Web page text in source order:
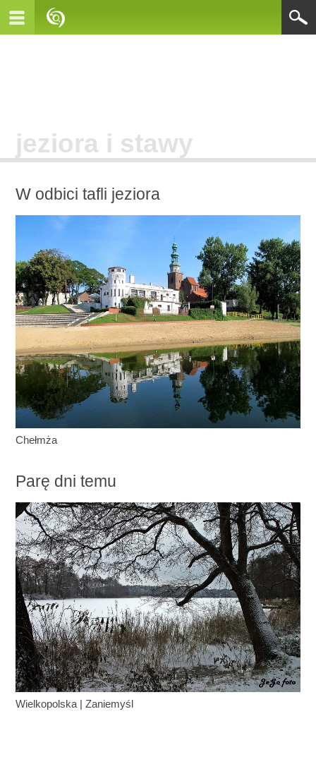
jeziora i stawy
W odbici tafli jeziora
Chełmża
Parę dni temu
Wielkopolska |Zaniemyśl